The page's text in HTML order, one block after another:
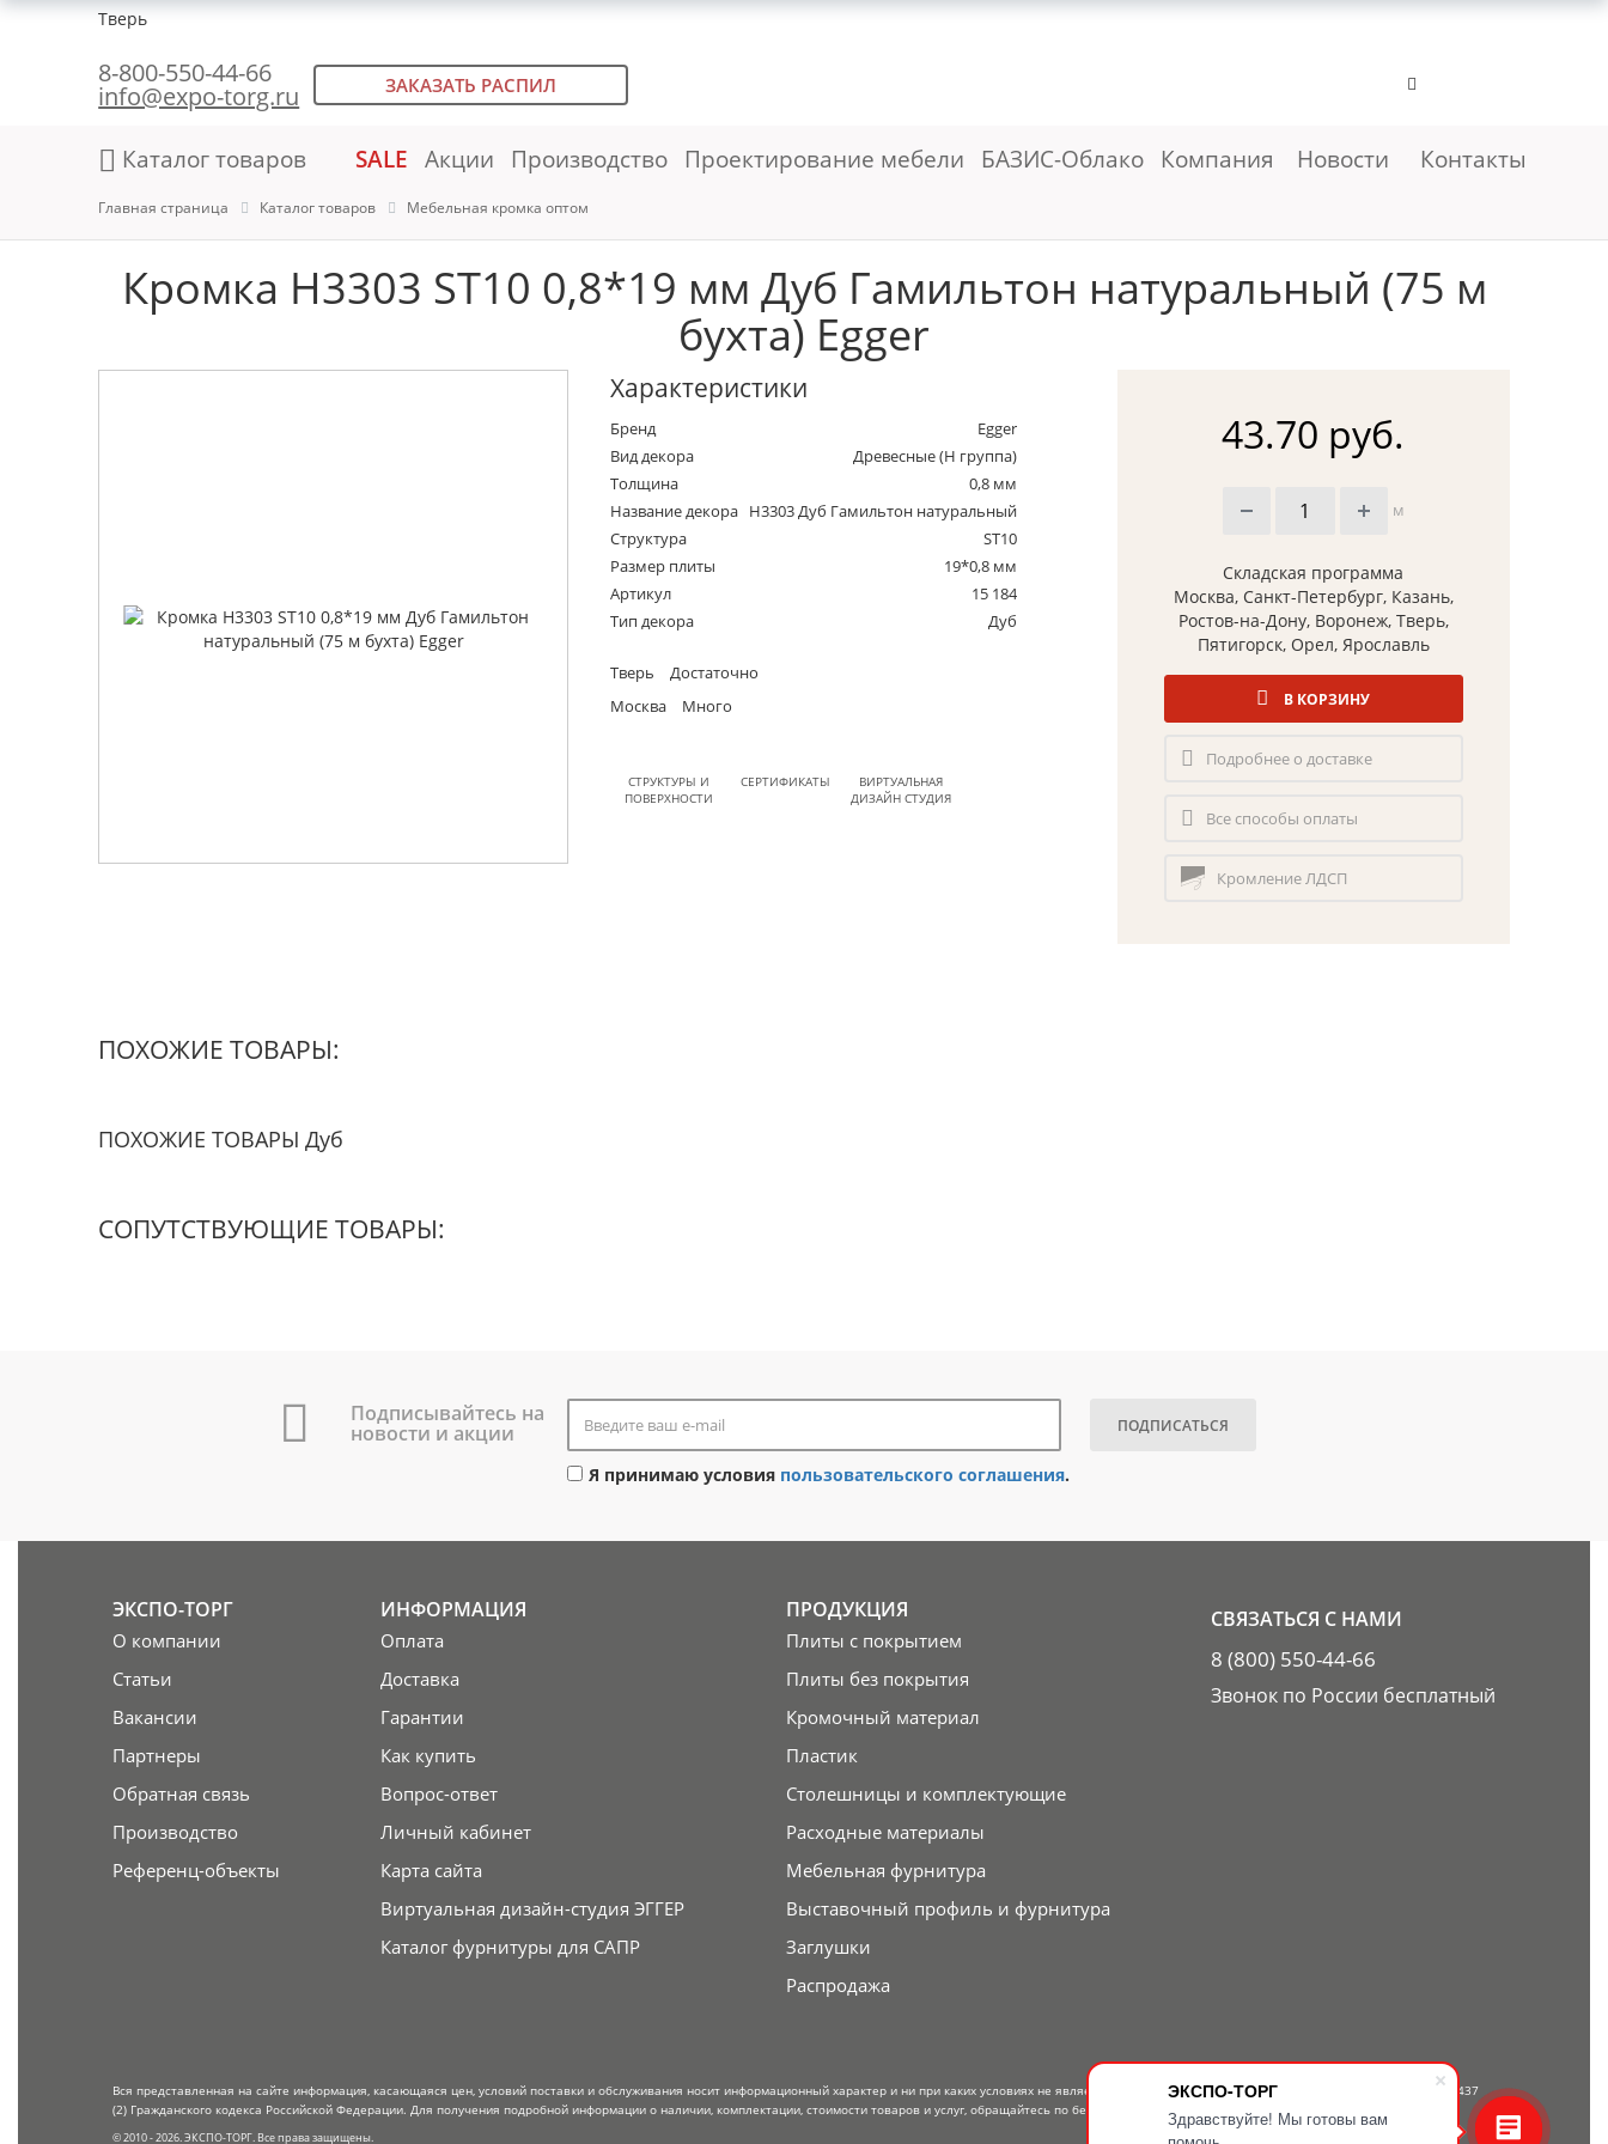
ЭКСПО-ТОРГ
Здравствуйте! Мы готовы вам
Тверь
8-800-550-44-66
info@expo-torg.ru ЗАКАЗАТЬ РАСПИЛ
Каталог товаров SALE Акции Производство Проектирование мебели БАЗИС-Облако Компания Новости Контакты
Главная страница Каталог товаров Мебельная кромка оптом
Кромка H3303 ST10 0,8*19 мм Дуб Гамильтон натуральный (75 м
бухта) Egger
Характеристики
Бренд
Egger
Вид декора
Древесные (Н группа)
Толщина
0,8 мм
Название декора H3303 Дуб Гамильтон натуральный
Структура
ST10
Размер плиты
19*0,8 мм
Артикул
15 184
Тип декора
Дуб
Тверь
Достаточно
Москва
Много
СТРУКТУРЫ И
ПОВЕРХНОСТИ
СЕРТИФИКАТЫ
ВИРТУАЛЬНАЯ
ДИЗАЙН СТУДИЯ
43.70 руб.
м
Складская программа
Москва, Санкт-Петербург, Казань,
Ростов-на-Дону, Воронеж, Тверь,
Пятигорск, Орел, Ярославль
В КОРЗИНУ
Подробнее о доставке
Все способы оплаты
Кромление ЛДСП
ПОХОЖИЕ ТОВАРЫ:
ПОХОЖИЕ ТОВАРЫ Дуб
СОПУТСТВУЮЩИЕ ТОВАРЫ:
Подписывайтесь на
новости и акции ПОДПИСАТЬСЯ
Я принимаю условия пользовательского соглашения.
ЭКСПО-ТОРГ
О компании
Статьи
Вакансии
Партнеры
Обратная связь
Производство
Референц-объекты
ИНФОРМАЦИЯ
Оплата
Доставка
Гарантии
Как купить
Вопрос-ответ
Личный кабинет
Карта сайта
Виртуальная дизайн-студия ЭГГЕР
Каталог фурнитуры для САПР
ПРОДУКЦИЯ
Плиты с покрытием
Плиты без покрытия
Кромочный материал
Пластик
Столешницы и комплектующие
Расходные материалы
Мебельная фурнитура
Выставочный профиль и фурнитура
Заглушки
Распродажа
СВЯЗАТЬСЯ С НАМИ
8 (800) 550-44-66
Звонок по России бесплатный
Вся представленная на сайте информация, касающаяся цен, условий поставки и обслуживания носит информационный характер и ни при каких условиях не является публичной офертой, определяемой положениями Статьи 437
(2) Гражданского кодекса Российской Федерации. Для получения подробной информации о наличии, комплектации, стоимости товаров и услуг, обращайтесь по бесплатному телефону — 8-800-550-44-66.
© 2010 - 2026. ЭКСПО-ТОРГ. Все права защищены.